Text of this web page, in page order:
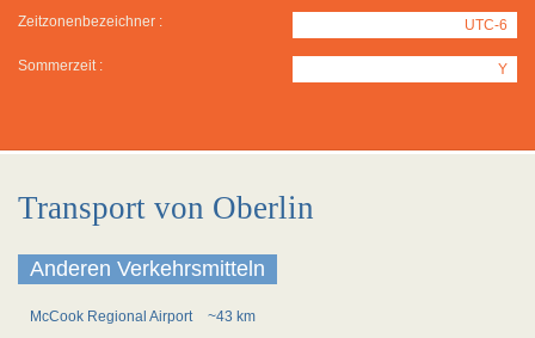
Zeitzonenbezeichner : UTC-6
Sommerzeit : Y
Transport von Oberlin
Anderen Verkehrsmitteln
McCook Regional Airport ~43 km